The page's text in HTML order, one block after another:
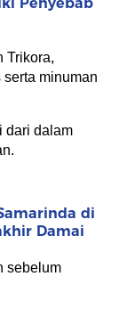
Trikora,
minuman
dari dalam
di
Damai
sebelum